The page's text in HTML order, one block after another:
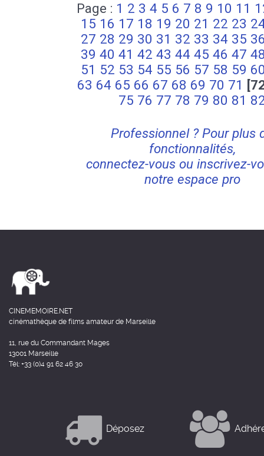
Page : 1 2 3 4 5 6 7 8 9 10 11
15 16 17 18 19 20 21 22 23
27 28 29 30 31 32 33 34 35
39 40 41 42 43 44 45 46 47
51 52 53 54 55 56 57 58 59
63 64 65 66 67 68 69 70 71
75 76 77 78 79 80 81
Professionnel ? Pour plus
fonctionnalités,
connectez-vous ou inscrivez-
notre espace pro
CINEMEMOIRE.NET
cinémathèque de films amateur de Marseille
11, rue du Commandant Mages
13001 Marseille
Tél: +33 (0)4 91 62 46 30
Déposez